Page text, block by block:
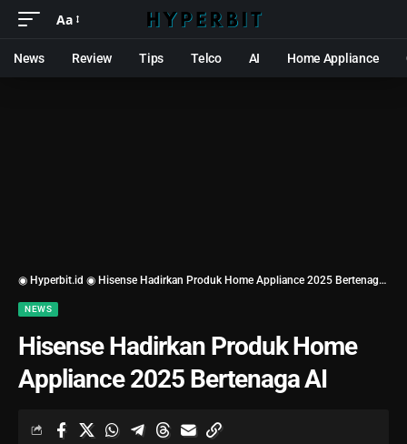
Aa
News Review Tips Telco AI Home Appliance
◉ Hyperbit.id ◉ Hisense Hadirkan Produk Home Appliance 2025 Bertenaga AI
NEWS
Hisense Hadirkan Produk Home
Appliance 2025 Bertenaga AI